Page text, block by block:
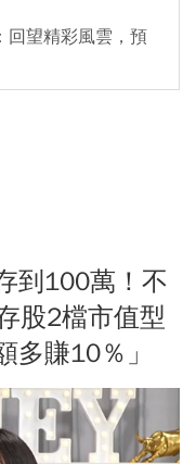
回望精彩風雲，預
到100萬！不
股2檔市值型
多賺10％」